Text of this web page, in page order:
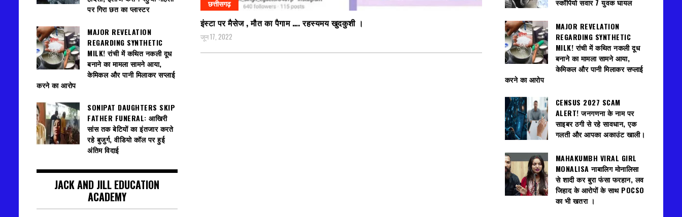
छत्तीसगढ़
इंस्टा पर मैसेज , मौत का पैगाम …. रहस्यमय खुदकुशी ।
जून 17, 2022
पर गिरा छत का प्लास्टर
MAJOR REVELATION
REGARDING SYNTHETIC
MILK! रांची में कथित नकली दूध
बनाने का मामला सामने आया,
केमिकल और पानी मिलाकर सप्लाई
करने का आरोप
SONIPAT DAUGHTERS SKIP
FATHER FUNERAL: आखिरी
सांस तक बेटियों का इंतजार करते
रहे बुजुर्ग, वीडियो कॉल पर हुई
अंतिम विदाई
JACK AND JILL EDUCATION
ACADEMY
स्कॉर्पियो सवार 7 युवक घायल
MAJOR REVELATION
REGARDING SYNTHETIC
MILK! रांची में कथित नकली दूध
बनाने का मामला सामने आया,
केमिकल और पानी मिलाकर सप्लाई
करने का आरोप
CENSUS 2027 SCAM
ALERT! जनगणना के नाम पर
साइबर ठगी से रहे सावधान, एक
गलती और आपका अकाउंट खाली।
MAHAKUMBH VIRAL GIRL
MONALISA नाबालिग मोनालिसा
से शादी कर बुरा फंसा फरहान, लव
जिहाद के आरोपों के साथ POCSO
का भी खतरा ।